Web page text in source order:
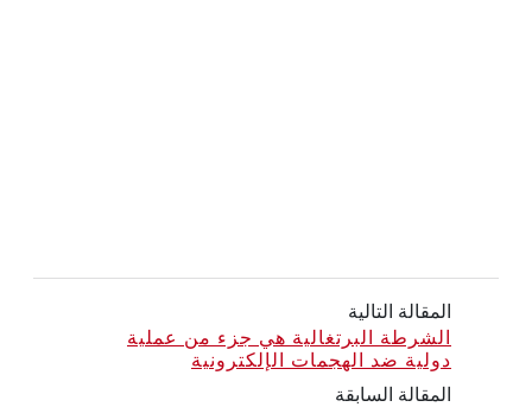
المقالة التالية
الشرطة البرتغالية هي جزء من عملية
دولية ضد الهجمات الإلكترونية
المقالة السابقة